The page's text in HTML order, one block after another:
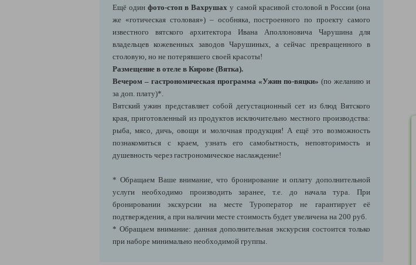
Ещё одинфото-стоп в Вахрушах у самой красивой столовой в России (она
же «готическая столовая») – особняка, построенного по проекту самого
известного вятского архитектора Ивана Аполлоновича Чарушина для
владельцев кожевенных заводов Чарушиных, а сейчас превращенного в
столовую, но не потерявшего своей красоты!
Размещение в отеле в Кирове (Вятка).
Вечером – гастрономическая программа «Ужин по-вяцки» (по желанию и
за доп. плату)*.
Вятский ужин представляет собой дегустационный сет из блюд Вятского
края, приготовленный из продуктов исключительно местного производства:
рыба, мясо, дичь, овощи и молочная продукция! А ещё это возможность
познакомиться с краем, узнать его самобытность, неповторимость и
душевность через гастрономическое наслаждение!
* Обращаем Ваше внимание, что бронирование и оплату дополнительной
услуги необходимо производить заранее, т.е. до начала тура. При
бронировании экскурсии на месте Туроператор не гарантирует её
подтверждения, а при наличии месте стоимость будет увеличена на 200 руб.
* Обращаем внимание: данная дополнительная экскурсия состоится только
при наборе минимально необходимой группы.